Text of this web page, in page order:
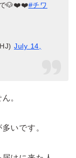
で🐶❤️❤️#チワ
July 14,
。
いです。